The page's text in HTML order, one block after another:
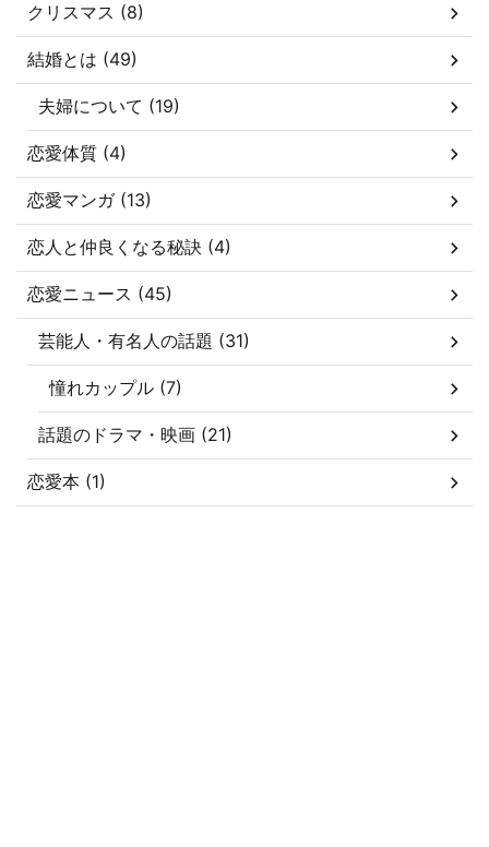
クリスマス (8)
結婚とは (49)
夫婦について (19)
恋愛体質 (4)
恋愛マンガ (13)
恋人と仲良くなる秘訣 (4)
恋愛ニュース (45)
芸能人・有名人の話題 (31)
憧れカップル (7)
話題のドラマ・映画 (21)
恋愛本 (1)